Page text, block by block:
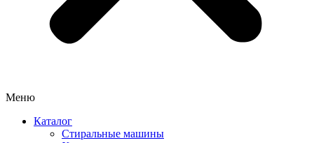
Меню
Каталог
Стиральные машины